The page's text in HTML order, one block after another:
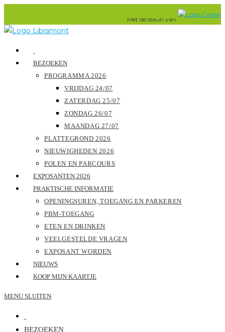
inhoud
Met de steun van
BEZOEKEN
PROGRAMMA 2026
VRIJDAG 24/07
ZATERDAG 25/07
ZONDAG 26/07
MAANDAG 27/07
PLATTEGROND 2026
NIEUWIGHEDEN 2026
POLEN EN PARCOURS
EXPOSANTEN 2026
PRAKTISCHE INFORMATIE
OPENINGSUREN, TOEGANG EN PARKEREN
PBM-TOEGANG
ETEN EN DRINKEN
VEELGESTELDE VRAGEN
EXPOSANT WORDEN
NIEUWS
KOOP MIJN KAARTJE
MENU SLUITEN
BEZOEKEN